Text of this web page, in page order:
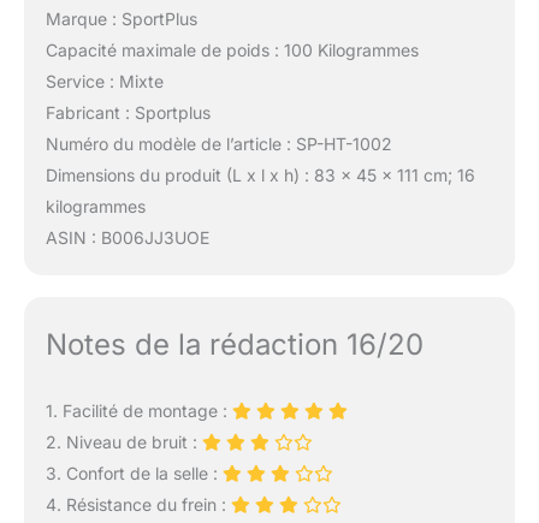
Marque : SportPlus
Capacité maximale de poids : 100 Kilogrammes
Service : Mixte
Fabricant : Sportplus
Numéro du modèle de l’article : SP-HT-1002
Dimensions du produit (L x l x h) : 83 x 45 x 111 cm; 16
kilogrammes
ASIN : B006JJ3UOE
Notes de la rédaction 16/20
1. Facilité de montage :
2. Niveau de bruit :
3. Confort de la selle :
4. Résistance du frein :